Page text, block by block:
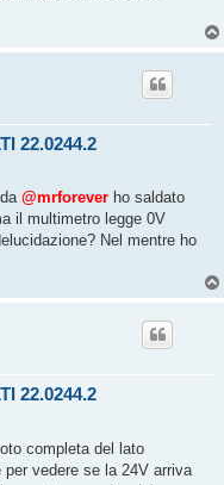
22.0244.2
@mrforever ho saldato
il multimetro legge 0V
Nel mentre ho
22.0244.2
completa del lato
vedere se la 24V arriva